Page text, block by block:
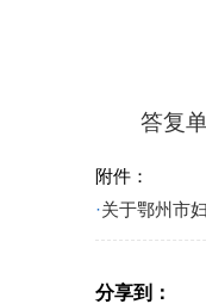
答复单
附件：
·关于鄂州市
分享到：